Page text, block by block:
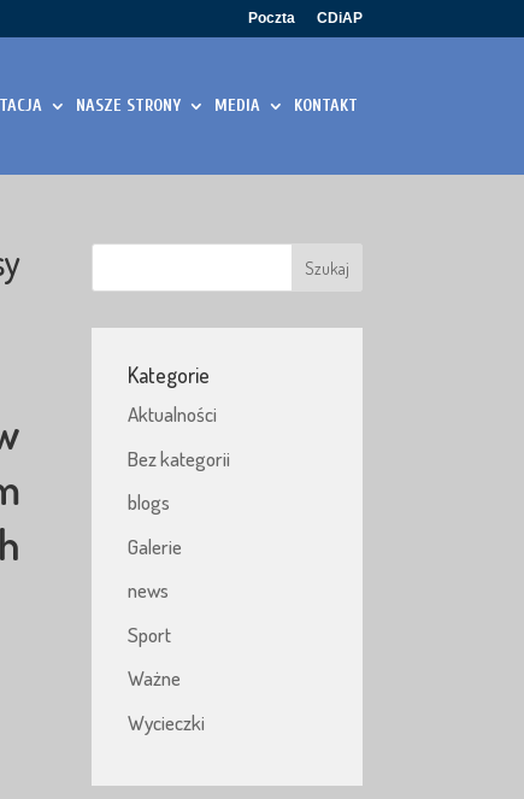
Poczta CDiAP
NASZE STRONY MEDIA KONTAKT
Kategorie
Aktualności
Bez kategorii
blogs
Galerie
news
Sport
Ważne
Wycieczki